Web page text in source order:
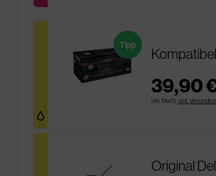
39,90
inkl. MwSt. zzgl.
Tipp
Original